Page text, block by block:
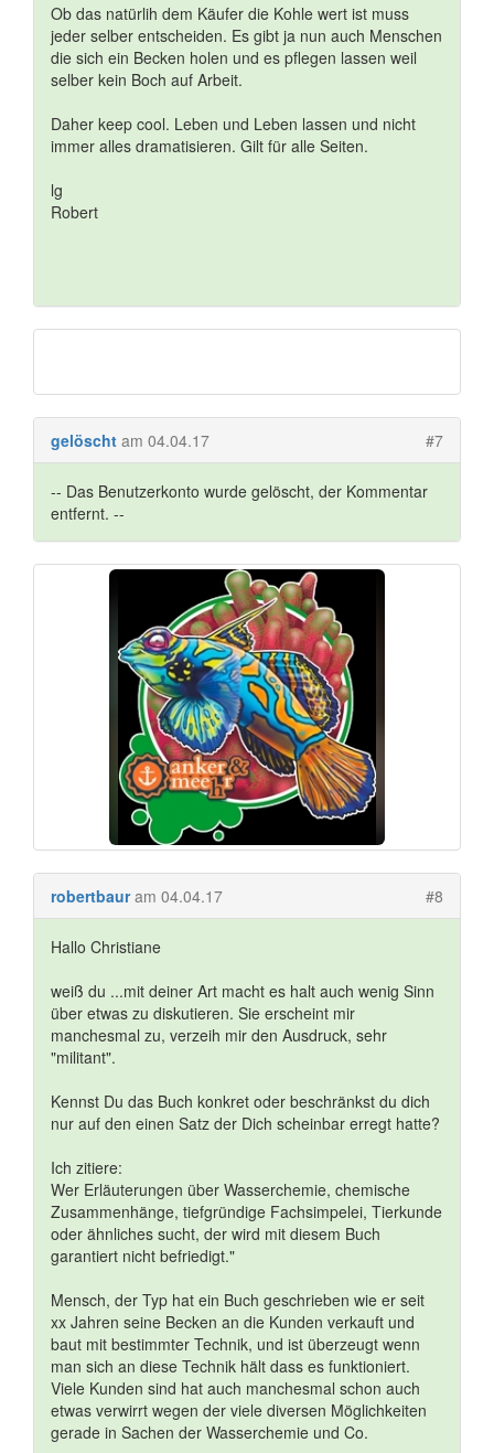
Ob das natürlih dem Käufer die Kohle wert ist muss
jeder selber entscheiden. Es gibt ja nun auch Menschen
die sich ein Becken holen und es pflegen lassen weil
selber kein Boch auf Arbeit.
Daher keep cool. Leben und Leben lassen und nicht
immer alles dramatisieren. Gilt für alle Seiten.
lg
Robert
gelöscht am 04.04.17 #7
-- Das Benutzerkonto wurde gelöscht, der Kommentar
entfernt. --
robertbaur am 04.04.17 #8
Hallo Christiane
weiß du ...mit deiner Art macht es halt auch wenig Sinn
über etwas zu diskutieren. Sie erscheint mir
manchesmal zu, verzeih mir den Ausdruck, sehr
"militant".
Kennst Du das Buch konkret oder beschränkst du dich
nur auf den einen Satz der Dich scheinbar erregt hatte?
Ich zitiere:
Wer Erläuterungen über Wasserchemie, chemische
Zusammenhänge, tiefgründige Fachsimpelei, Tierkunde
oder ähnliches sucht, der wird mit diesem Buch
garantiert nicht befriedigt."
Mensch, der Typ hat ein Buch geschrieben wie er seit
xx Jahren seine Becken an die Kunden verkauft und
baut mit bestimmter Technik, und ist überzeugt wenn
man sich an diese Technik hält dass es funktioniert.
Viele Kunden sind hat auch manchesmal schon auch
etwas verwirrt wegen der viele diversen Möglichkeiten
gerade in Sachen der Wasserchemie und Co.